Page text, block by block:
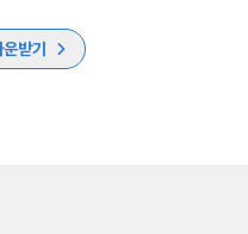
받기